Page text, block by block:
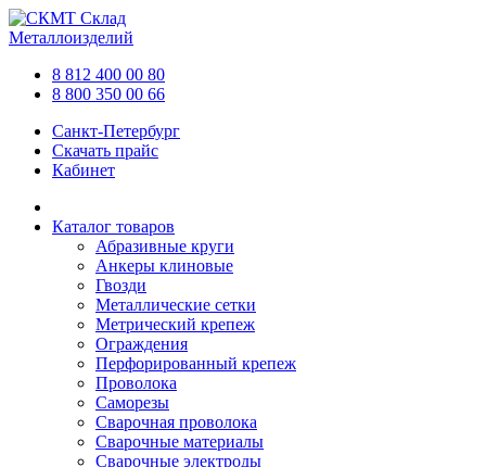
Склад
Металлоизделий
8 812 400 00 80
8 800 350 00 66
Санкт-Петербург
Скачать прайс
Кабинет
Каталог товаров
Абразивные круги
Анкеры клиновые
Гвозди
Металлические сетки
Метрический крепеж
Ограждения
Перфорированный крепеж
Проволока
Саморезы
Сварочная проволока
Сварочные материалы
Сварочные электроды